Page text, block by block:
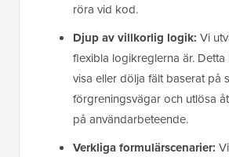
röra vid kod.
Djup av villkorlig logik: Vi
flexibla logikreglerna är.
visa eller dölja fält baserat på
förgreningsvägar och utlösa
på användarbeteende.
Verkliga formulärscenarier: